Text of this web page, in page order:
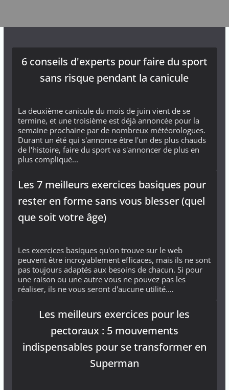
6 conseils d'experts pour faire du sport
sans risque pendant la canicule
La deuxième canicule du mois de juin vient de se
termine, et une troisième est déjà annoncée pour la
semaine prochaine par de nombreux météorologues.
Durant un été qui s'annonce être l'un des plus chauds
de l'histoire, faire du sport va s'annoncer de plus en
plus compliqué...
Les 7 meilleurs exercices basiques pour
rester en forme sans vous blesser (quel
que soit votre âge)
Les exercices basiques qu'on trouve sur le web
peuvent être incroyablement efficaces, mais ils ne sont
pas toujours adaptés aux besoins de chacun. Si pour
une raison ou une autre vous ne pouvez pas les
réaliser, ils ne vous seront d'aucune utilité.…
Les meilleurs exercices pour les
pectoraux : 5 mouvements
indispensables pour se transformer en
Superman